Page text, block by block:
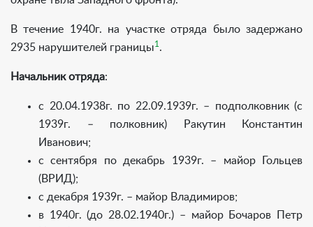
В течение 1940г. на участке отряда было задержано
2935 нарушителей границы1 .
Начальник отряда:
с 20.04.1938г. по 22.09.1939г. – подполковник (с
1939г. – полковник) Ракутин Константин
Иванович;
с сентября по декабрь 1939г. – майор Гольцев
(ВРИД);
с декабря 1939г. – майор Владимиров;
в 1940г. (до 28.02.1940г.) – майор Бочаров Петр